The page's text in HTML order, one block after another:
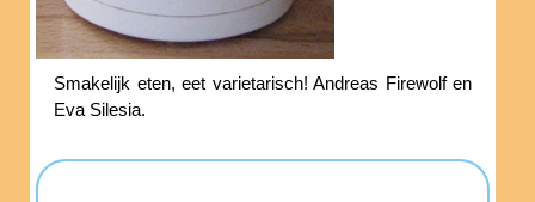
Smakelijk eten, eet varietarisch! Andreas Firewolf en
Eva Silesia.